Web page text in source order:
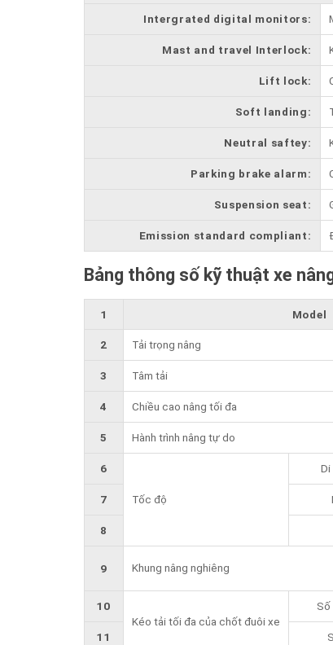
Intergrated digital monitors:
Mast and travel Interlock:
Lift lock:
Soft landing:
Neutral saftey:
Parking brake alarm:
Suspension seat:
Emission standard compliant:
Bảng thông số kỹ thuật xe
1 Model
2 Tải trọng nâng
3 Tâm tải
4 Chiều cao nâng tối đa
5 Hành trình nâng tự do
6
Tốc độ
Di
7
8
9 Khung nâng nghiêng
10
Kéo tải tối đa của chốt đuôi xe
11